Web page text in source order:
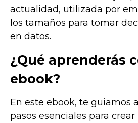
actualidad, utilizada por
los tamaños para tomar
en datos.
¿Qué aprenderás
ebook?
En este ebook, te guiamos
pasos esenciales para